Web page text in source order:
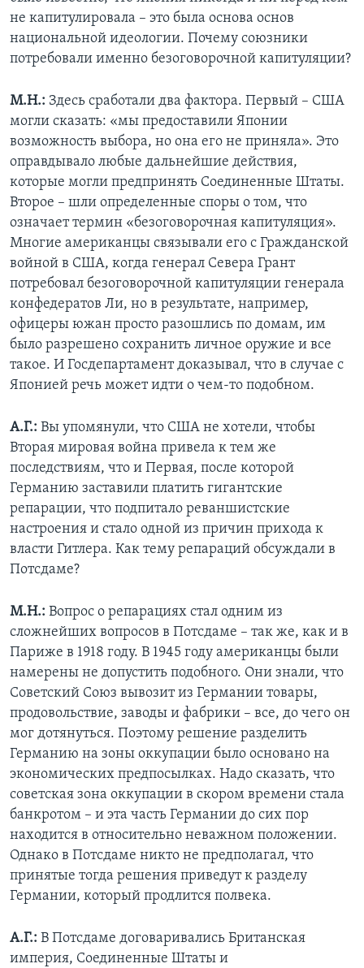
не капитулировала – это была основа основ
национальной идеологии. Почему союзники
потребовали именно безоговорочной капитуляции?
М.Н.: Здесь сработали два фактора. Первый – США
могли сказать: «мы предоставили Японии
возможность выбора, но она его не приняла». Это
оправдывало любые дальнейшие действия,
которые могли предпринять Соединенные Штаты.
Второе – шли определенные споры о том, что
означает термин «безоговорочная капитуляция».
Многие американцы связывали его с Гражданской
войной в США, когда генерал Севера Грант
потребовал безоговорочной капитуляции генерала
конфедератов Ли, но в результате, например,
офицеры южан просто разошлись по домам, им
было разрешено сохранить личное оружие и все
такое. И Госдепартамент доказывал, что в случае с
Японией речь может идти о чем-то подобном.
А.Г.: Вы упомянули, что США не хотели, чтобы
Вторая мировая война привела к тем же
последствиям, что и Первая, после которой
Германию заставили платить гигантские
репарации, что подпитало реваншистские
настроения и стало одной из причин прихода к
власти Гитлера. Как тему репараций обсуждали в
Потсдаме?
М.Н.: Вопрос о репарациях стал одним из
сложнейших вопросов в Потсдаме – так же, как и в
Париже в 1918 году. В 1945 году американцы были
намерены не допустить подобного. Они знали, что
Советский Союз вывозит из Германии товары,
продовольствие, заводы и фабрики – все, до чего он
мог дотянуться. Поэтому решение разделить
Германию на зоны оккупации было основано на
экономических предпосылках. Надо сказать, что
советская зона оккупации в скором времени стала
банкротом – и эта часть Германии до сих пор
находится в относительно неважном положении.
Однако в Потсдаме никто не предполагал, что
принятые тогда решения приведут к разделу
Германии, который продлится полвека.
А.Г.: В Потсдаме договаривались Британская
империя, Соединенные Штаты и